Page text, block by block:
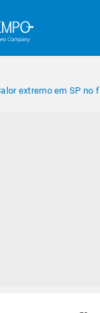
extremo em SP no